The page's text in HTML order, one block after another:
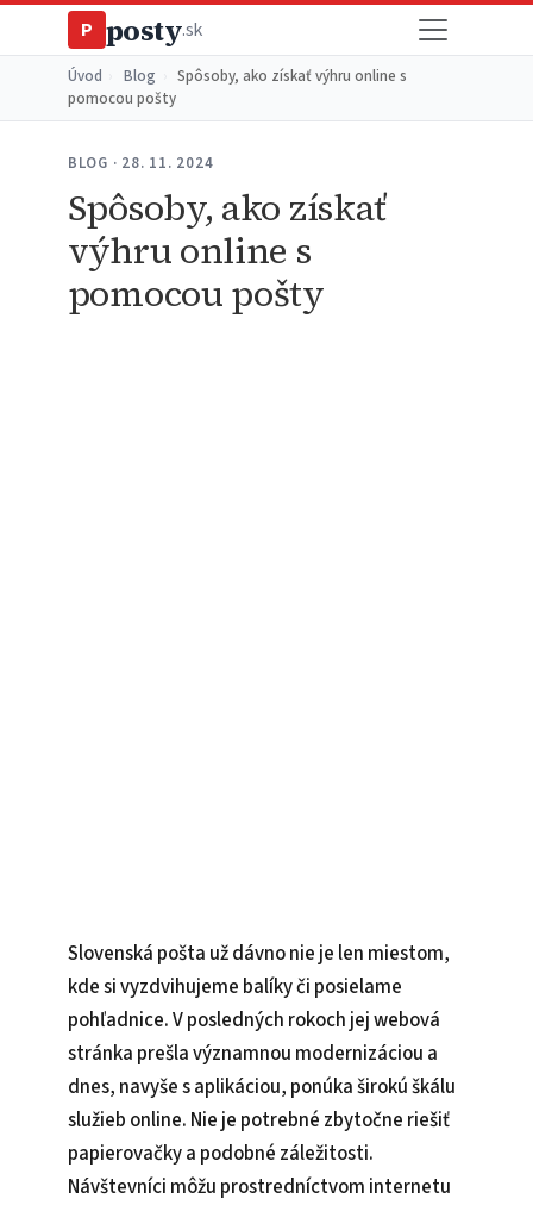
P posty.sk
Úvod Blog
Spôsoby, ako získať výhru online s
pomocou pošty
BLOG · 28. 11. 2024
Spôsoby, ako získať
výhru online s
pomocou pošty
Slovenská pošta už dávno nie je len miestom,
kde si vyzdvihujeme balíky či posielame
pohľadnice. V posledných rokoch jej webová
stránka prešla významnou modernizáciou a
dnes, navyše s aplikáciou, ponúka širokú škálu
služieb online. Nie je potrebné zbytočne riešiť
papierovačky a podobné záležitosti.
Návštevníci môžu prostredníctvom internetu